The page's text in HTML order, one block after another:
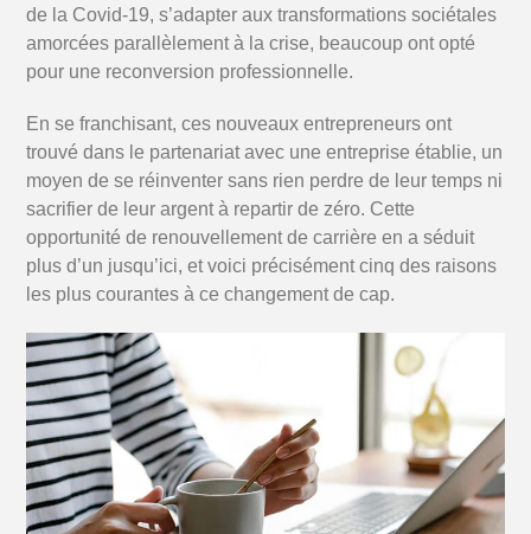
de la Covid-19, s’adapter aux transformations sociétales
amorcées parallèlement à la crise, beaucoup ont opté
pour une reconversion professionnelle.
En se franchisant, ces nouveaux entrepreneurs ont
trouvé dans le partenariat avec une entreprise établie, un
moyen de se réinventer sans rien perdre de leur temps ni
sacrifier de leur argent à repartir de zéro. Cette
opportunité de renouvellement de carrière en a séduit
plus d’un jusqu’ici, et voici précisément cinq des raisons
les plus courantes à ce changement de cap.